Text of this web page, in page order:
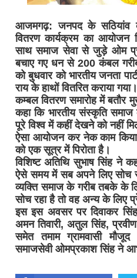
आजमगढ़: जनपद के सठियांव
वितरण कार्यक्रम का आयोजन
साथ समाज सेवा से जुड़े ओम
बचाए गए धन से 200 कंबल
को बुधवार को भारतीय जनता
राय के हाथों वितरित कराया गया।
कम्बल वितरण समारोह में बतौर
कहा कि भारतीय संस्कृति
पूरे विश्व में कहीं देखने को नहीं
ऐसा आयोजन कर नेक काम किया
को एक सूत्र में पिरोता है।
विशिष्ट अतिथि सुभाष सिंह ने
ऐसे समय में सब अपने लिए सोच
व्यक्ति समाज के गरीब तबके के
सोच रहा है तो वह अन्य के लिए
इस इस अवसर पर दिवाकर सिंह
अमन तिवारी, अतुल सिंह, प्रवीण
समेत तमाम ग्रामवासी
समाजसेवी ओमप्रकाश सिंह ने